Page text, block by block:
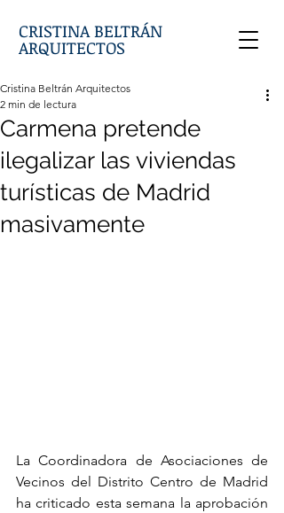
CRISTINA BELTRÁN
ARQUITECTOS
Carmena pretende
ilegalizar las viviendas
turísticas de Madrid
masivamente
Cristina Beltrán Arquitectos
2 min de lectura
La Coordinadora de Asociaciones de
Vecinos del Distrito Centro de Madrid
ha criticado esta semana la aprobación